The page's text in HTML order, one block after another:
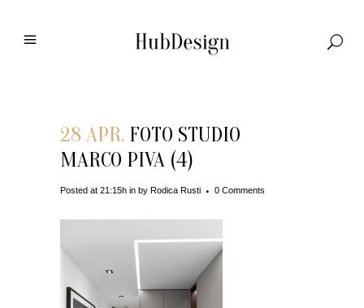
28 APR. FOTO STUDIO
MARCO PIVA (4)
Posted at 21:15h in by Rodica Rusti 0 Comments